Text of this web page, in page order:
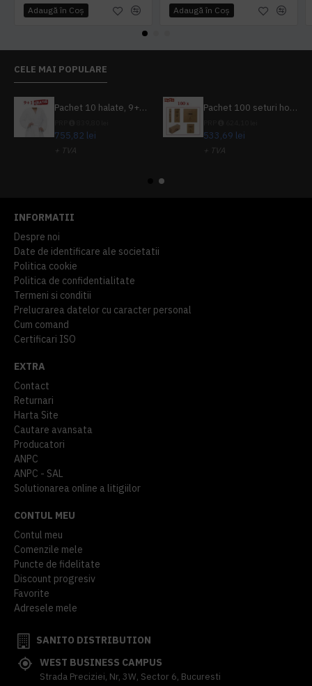
Adaugă în Coş Adaugă în Coş
CELE MAI POPULARE
Pachet 10 halate, 9+1 gratuit
755,82 lei
+ TVA
Pachet 100 seturi hoteliere, set dentar, set barbierit, casca de dus, pila unghii, set cusut
533,69 lei
+ TVA
INFORMATII
Despre noi
Date de identificare ale societatii
Politica cookie
Politica de confidentialitate
Termeni si conditii
Prelucrarea datelor cu caracter personal
Cum comand
Certificari ISO
EXTRA
Contact
Returnari
Harta Site
Cautare avansata
Producatori
ANPC
ANPC - SAL
Solutionarea online a litigiilor
CONTUL MEU
Contul meu
Comenzile mele
Puncte de fidelitate
Discount progresiv
Favorite
Adresele mele
SANITO DISTRIBUTION
WEST BUSINESS CAMPUS
Strada Preciziei, Nr, 3W, Sector 6, Bucuresti